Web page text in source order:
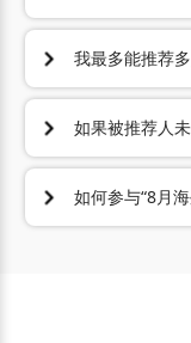
账户。
例如，您的好友在
册，并在2026年4
项，那么您和好友
您可自行进入支付
由于万里汇委托第
奖励金发放事宜，
行个税申报及代缴
有通过平台获取佣
证，否则将无法正
为及时接收奖励金
汇推荐有礼活动后
册认证。当月完成
我最多能推荐
您最多能推荐 50
如果被推荐人
如果被推荐人未使
好友的注册及交易
发放奖励金。
如何参与“8月